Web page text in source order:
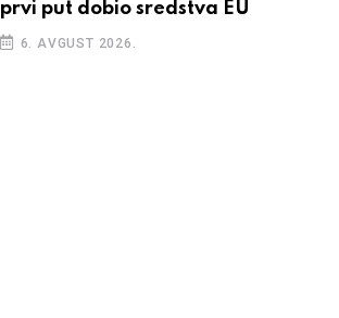
prvi put dobio sredstva EU
6. AVGUST 2026.